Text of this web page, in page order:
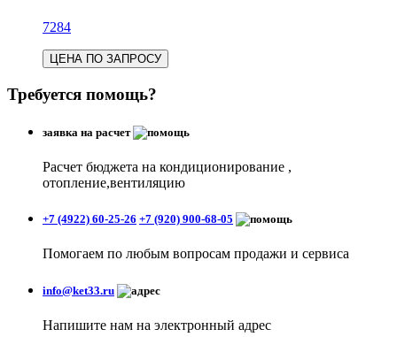
7284
ЦЕНА ПО ЗАПРОСУ
Требуется помощь?
заявка на расчет
Расчет бюджета на кондиционирование ,
отопление,вентиляцию
+7 (4922) 60-25-26 +7 (920) 900-68-05
Помогаем по любым вопросам продажи и сервиса
info@ket33.ru
Напишите нам на электронный адрес